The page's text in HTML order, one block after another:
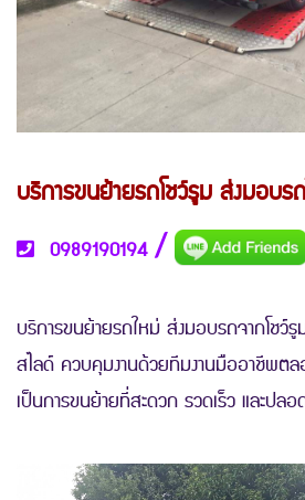
บริการขนย้ายรถโชว์รูม ส่งมอบร
0989190194 /
บริการขนย้ายรถใหม่ ส่งมอบรถจากโช
สไลด์ ควบคุมงานด้วยทีมงานมืออาชีพต
เป็นการขนย้ายที่สะดวก รวดเร็ว และปล